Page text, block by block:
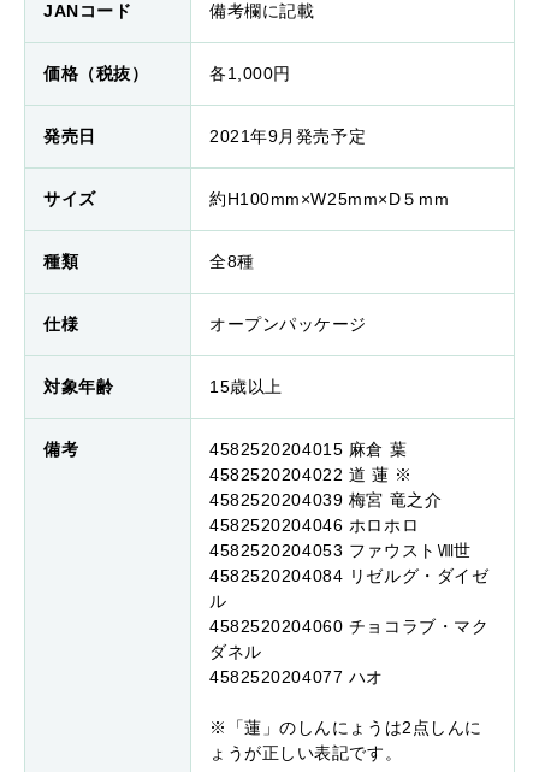
JANコード 備考欄に記載
価格（税抜） 各1,000円
発売日 2021年9月発売予定
サイズ 約H100mm×W25mm×D５mm
種類 全8種
仕様 オープンパッケージ
対象年齢 15歳以上
備考
4582520204015 麻倉 葉
4582520204022 道 蓮 ※
4582520204039 梅宮 竜之介
4582520204046 ホロホロ
4582520204053 ファウストⅧ世
4582520204084 リゼルグ・ダイゼ
ル
4582520204060 チョコラブ・マク
ダネル
4582520204077 ハオ
※「蓮」のしんにょうは2点しんに
ょうが正しい表記です。